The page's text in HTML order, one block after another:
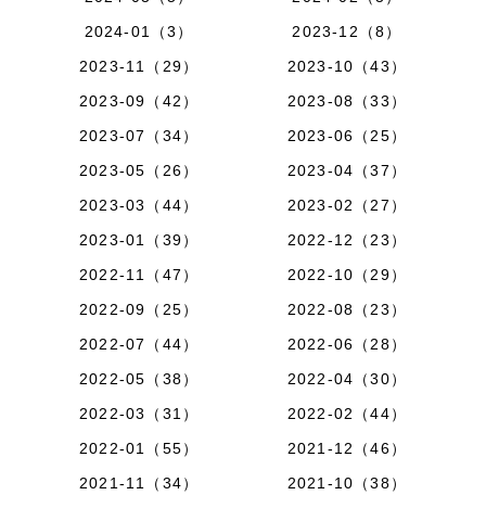
2024-01（3）
2023-12（8）
2023-11（29）
2023-10（43）
2023-09（42）
2023-08（33）
2023-07（34）
2023-06（25）
2023-05（26）
2023-04（37）
2023-03（44）
2023-02（27）
2023-01（39）
2022-12（23）
2022-11（47）
2022-10（29）
2022-09（25）
2022-08（23）
2022-07（44）
2022-06（28）
2022-05（38）
2022-04（30）
2022-03（31）
2022-02（44）
2022-01（55）
2021-12（46）
2021-11（34）
2021-10（38）